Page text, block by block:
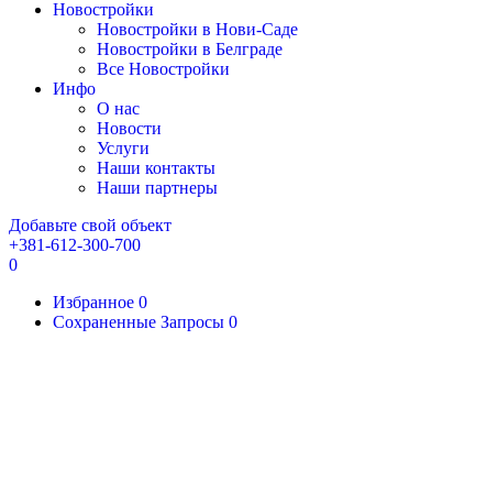
Новостройки
Новостройки в Нови-Саде
Новостройки в Белграде
Все Новостройки
Инфо
О нас
Новости
Услуги
Наши контакты
Наши партнеры
Добавьте свой объект
+381-612-300-700
0
Избранное 0
Сохраненные Запросы 0